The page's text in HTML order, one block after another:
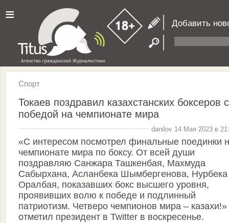
≡ Добавить
Спорт
Токаев поздравил казахстанских боксеров с
победой на чемпионате мира
danilov 14 Мая 2023 в
«С интересом посмотрел финальные поединки
чемпионате мира по боксу. От всей души
поздравляю Санжара Ташкенбая, Махмуда
Сабырхана, Асланбека Шымбергенова, Нурбека
Оралбая, показавших бокс высшего уровня,
проявивших волю к победе и подлинный
патриотизм. Четверо чемпионов мира – казахи!»
отметил президент в Twitter в воскресенье.